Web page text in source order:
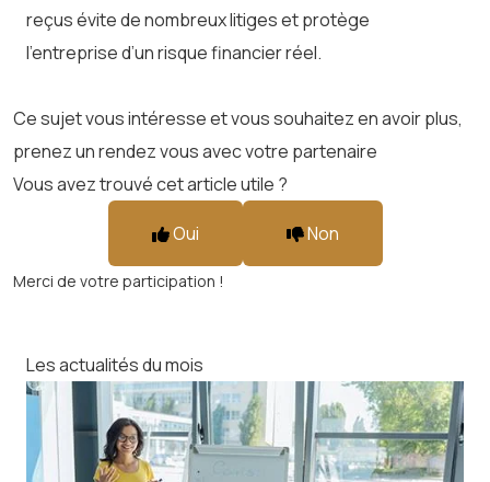
reçus évite de nombreux litiges et protège
l’entreprise d’un risque financier réel.
Ce sujet vous intéresse et vous souhaitez en avoir plus,
prenez un rendez vous avec votre partenaire
Vous avez trouvé cet article utile ?
Oui Non
Merci de votre participation !
Les actualités du mois